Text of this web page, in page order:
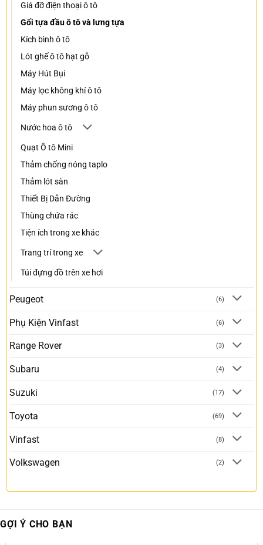
Giá đỡ điện thoại ô tô
Gối tựa đầu ô tô và lưng tựa
Kích bình ô tô
Lót ghế ô tô hạt gỗ
Máy Hút Bụi
Máy lọc không khí ô tô
Máy phun sương ô tô
Nước hoa ô tô
Quạt Ô tô Mini
Thảm chống nóng taplo
Thảm lót sàn
Thiết Bị Dẫn Đường
Thùng chứa rác
Tiện ích trong xe khác
Trang trí trong xe
Túi đựng đồ trên xe hơi
Peugeot (6)
Phụ Kiện Vinfast (6)
Range Rover (3)
Subaru (4)
Suzuki (17)
Toyota (69)
Vinfast (8)
Volkswagen (2)
GỢI Ý CHO BẠN